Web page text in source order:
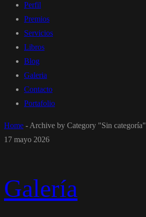
Perfil
Premios
Servicios
Libros
Blog
Galeria
Contacto
Portafolio
Home - Archive by Category "Sin categoría"
17 mayo 2026
Galería